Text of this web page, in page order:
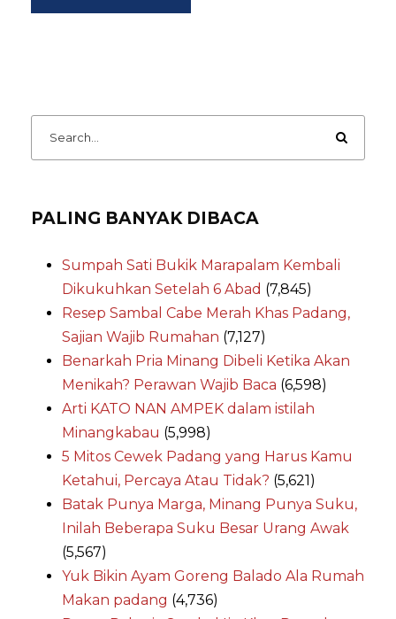
PALING BANYAK DIBACA
Sumpah Sati Bukik Marapalam Kembali
Dikukuhkan Setelah 6 Abad (7,845)
Resep Sambal Cabe Merah Khas Padang,
Sajian Wajib Rumahan (7,127)
Benarkah Pria Minang Dibeli Ketika Akan
Menikah? Perawan Wajib Baca (6,598)
Arti KATO NAN AMPEK dalam istilah
Minangkabau (5,998)
5 Mitos Cewek Padang yang Harus Kamu
Ketahui, Percaya Atau Tidak? (5,621)
Batak Punya Marga, Minang Punya Suku,
Inilah Beberapa Suku Besar Urang Awak
(5,567)
Yuk Bikin Ayam Goreng Balado Ala Rumah
Makan padang (4,736)